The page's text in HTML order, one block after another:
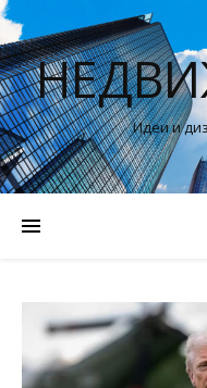
Идеи и